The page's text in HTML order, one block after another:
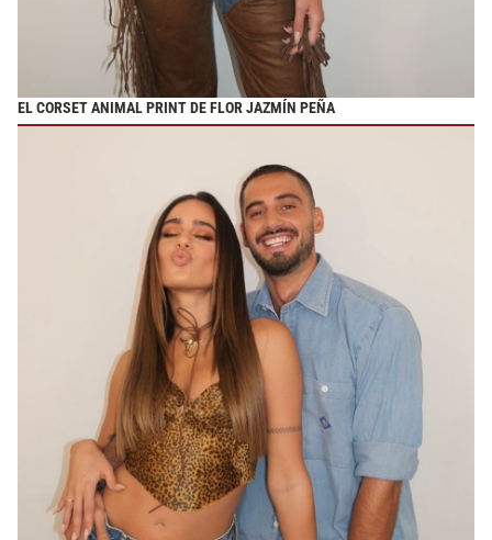
EL CORSET ANIMAL PRINT DE FLOR JAZMÍN PEÑA